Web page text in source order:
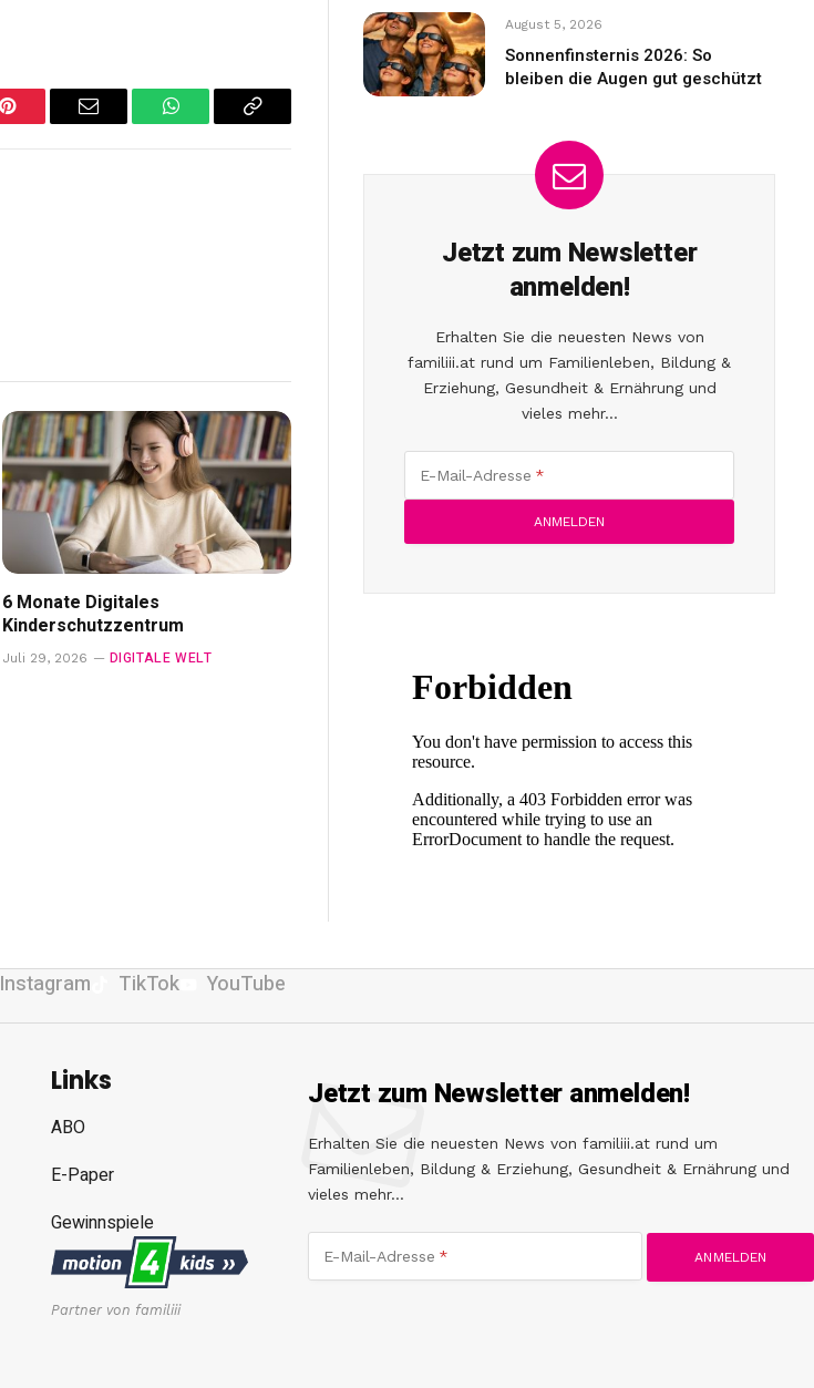
Pinterest Email WhatsAppCopy
6 Monate Digitales
Kinderschutzzentrum
Juli 29, 2026 DIGITALE WELT
August 5, 2026
Sonnenfinsternis 2026: So
bleiben die Augen gut geschützt
Jetzt zum Newsletter
anmelden!
Erhalten Sie die neuesten News von
familiii.at rund um Familienleben, Bildung &
Erziehung, Gesundheit & Ernährung und
vieles mehr...
E-Mail-Adresse
Instagram TikTok YouTube
Links
ABO
E-Paper
Gewinnspiele
Partner von familiii
Jetzt zum Newsletter anmelden!
Erhalten Sie die neuesten News von familiii.at rund um
Familienleben, Bildung & Erziehung, Gesundheit & Ernährung und
vieles mehr...
E-Mail-Adresse